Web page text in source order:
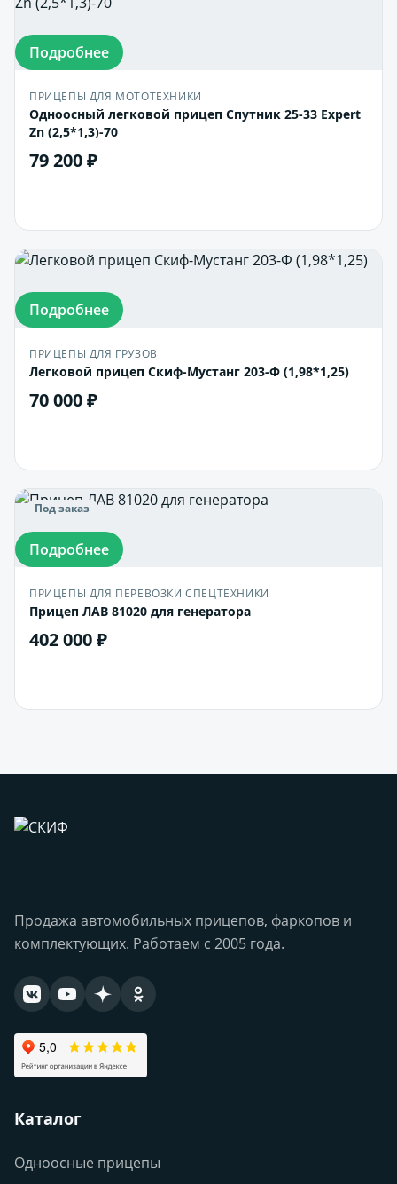
Подробнее
ПРИЦЕПЫ ДЛЯ МОТОТЕХНИКИ
Одноосный легковой прицеп Спутник 25-33 Expert
Zn (2,5*1,3)-70
79 200 ₽
Подробнее
ПРИЦЕПЫ ДЛЯ ГРУЗОВ
Легковой прицеп Скиф-Мустанг 203-Ф (1,98*1,25)
70 000 ₽
Под заказ
Подробнее
ПРИЦЕПЫ ДЛЯ ПЕРЕВОЗКИ СПЕЦТЕХНИКИ
Прицеп ЛАВ 81020 для генератора
402 000 ₽
Продажа автомобильных прицепов, фаркопов и
комплектующих. Работаем с 2005 года.
Каталог
Одноосные прицепы